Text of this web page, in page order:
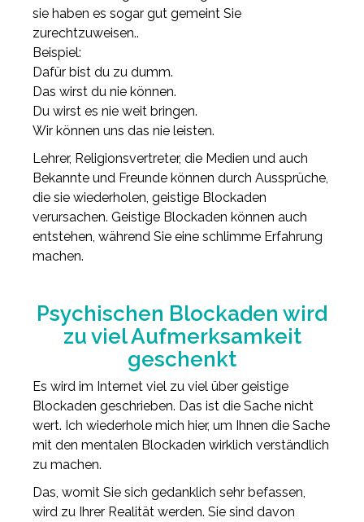
sie haben es sogar gut gemeint Sie
zurechtzuweisen..
Beispiel:
Dafür bist du zu dumm.
Das wirst du nie können.
Du wirst es nie weit bringen.
Wir können uns das nie leisten.
Lehrer, Religionsvertreter, die Medien und auch
Bekannte und Freunde können durch Aussprüche,
die sie wiederholen, geistige Blockaden
verursachen. Geistige Blockaden können auch
entstehen, während Sie eine schlimme Erfahrung
machen.
Psychischen Blockaden wird
zu viel Aufmerksamkeit
geschenkt
Es wird im Internet viel zu viel über geistige
Blockaden geschrieben. Das ist die Sache nicht
wert. Ich wiederhole mich hier, um Ihnen die Sache
mit den mentalen Blockaden wirklich verständlich
zu machen.
Das, womit Sie sich gedanklich sehr befassen,
wird zu Ihrer Realität werden. Sie sind davon